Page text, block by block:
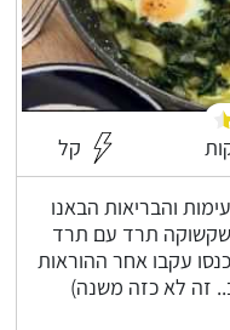
קל
והבריאות הבאנו
שקשוקה תרד עם תרד
כנסו עקבו אחר ההוראות
זה לא כזה משנה)